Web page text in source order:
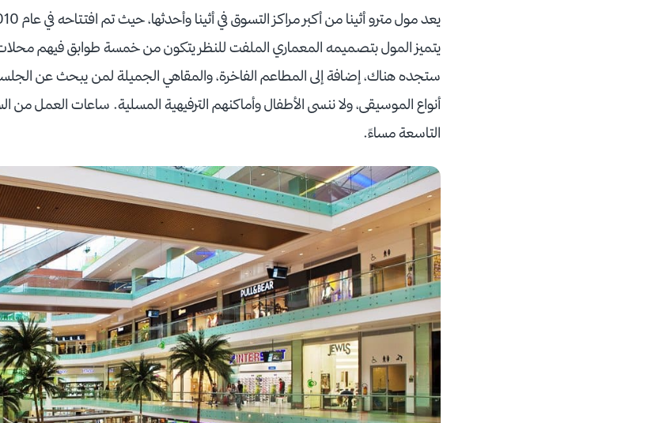
يتميز المول بتصميمه المعماري الملفت للنظر يتكون من خمسة طوابق فيهم
ستجده هناك، إضافة إلى المطاعم الفاخرة، والمقاهي الجميلة لمن يبحث عن
أنواع الموسيقى، ولا ننسى الأطفال وأماكنهم الترفيهية المسلية. ساعات العمل من
التاسعة مساءً.